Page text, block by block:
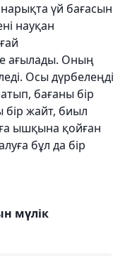
үй бағасын
науқан
ағылады. Оның
Осы дүрбелеңді
бағаны бір
бір жайт, биыл
ышқына қойған
бұл да бір
мүлік